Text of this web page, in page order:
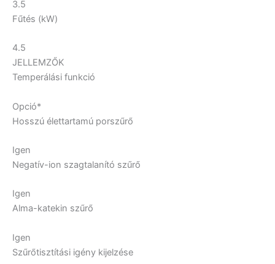
3.5
Fűtés (kW)
4.5
JELLEMZŐK
Temperálási funkció
Opció*
Hosszú élettartamú porszűrő
Igen
Negatív-ion szagtalanító szűrő
Igen
Alma-katekin szűrő
Igen
Szűrőtisztítási igény kijelzése